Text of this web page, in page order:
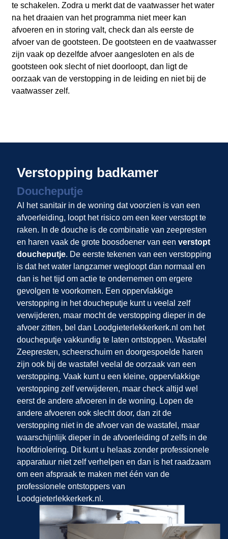
te schakelen. Zodra u merkt dat de vaatwasser het water
na het draaien van het programma niet meer kan
afvoeren en in storing valt, check dan als eerste de
afvoer van de gootsteen. De gootsteen en de vaatwasser
zijn vaak op dezelfde afvoer aangesloten en als de
gootsteen ook slecht of niet doorloopt, dan ligt de
oorzaak van de verstopping in de leiding en niet bij de
vaatwasser zelf.
Verstopping badkamer
Doucheputje
Al het sanitair in de woning dat voorzien is van een
afvoerleiding, loopt het risico om een keer verstopt te
raken. In de douche is de combinatie van zeepresten
en haren vaak de grote boosdoener van een verstopt
doucheputje. De eerste tekenen van een verstopping
is dat het water langzamer wegloopt dan normaal en
dan is het tijd om actie te ondernemen om ergere
gevolgen te voorkomen. Een oppervlakkige
verstopping in het doucheputje kunt u veelal zelf
verwijderen, maar mocht de verstopping dieper in de
afvoer zitten, bel dan Loodgieterlekkerkerk.nl om het
doucheputje vakkundig te laten ontstoppen. Wastafel
Zeepresten, scheerschuim en doorgespoelde haren
zijn ook bij de wastafel veelal de oorzaak van een
verstopping. Vaak kunt u een kleine, oppervlakkige
verstopping zelf verwijderen, maar check altijd wel
eerst de andere afvoeren in de woning. Lopen de
andere afvoeren ook slecht door, dan zit de
verstopping niet in de afvoer van de wastafel, maar
waarschijnlijk dieper in de afvoerleiding of zelfs in de
hoofdriolering. Dit kunt u helaas zonder professionele
apparatuur niet zelf verhelpen en dan is het raadzaam
om een afspraak te maken met één van de
professionele ontstoppers van
Loodgieterlekkerkerk.nl.